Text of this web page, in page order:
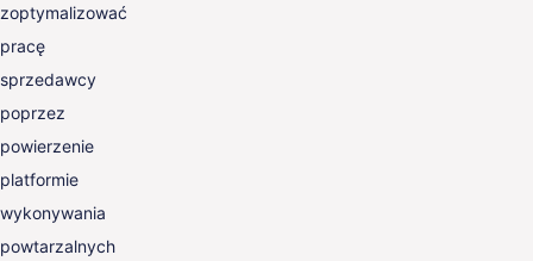
zoptymalizować
pracę
sprzedawcy
poprzez
powierzenie
platformie
wykonywania
powtarzalnych